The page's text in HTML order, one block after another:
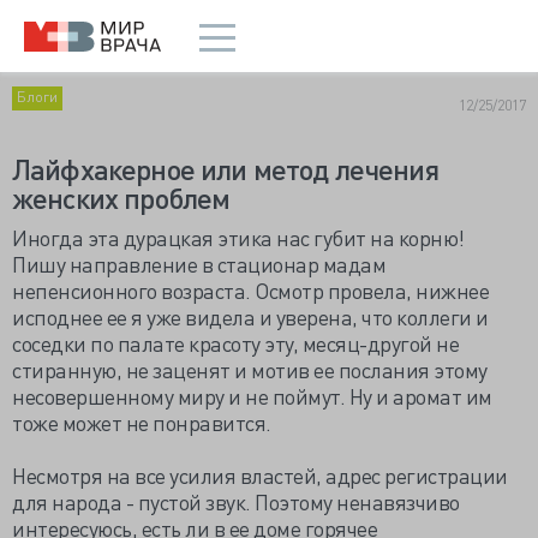
Блоги 12/25/2017
Лайфхакерное или метод лечения
женских проблем
Иногда эта дурацкая этика нас губит на корню!
Пишу направление в стационар мадам
непенсионного возраста. Осмотр провела, нижнее
исподнее ее я уже видела и уверена, что коллеги и
соседки по палате красоту эту, месяц-другой не
стиранную, не заценят и мотив ее послания этому
несовершенному миру и не поймут. Ну и аромат им
тоже может не понравится.
Несмотря на все усилия властей, адрес регистрации
для народа - пустой звук. Поэтому ненавязчиво
интересуюсь, есть ли в ее доме горячее